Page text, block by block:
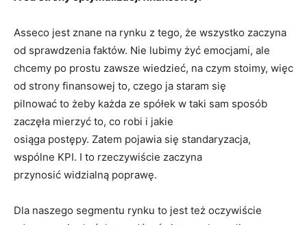
Asseco jest znane na rynku z tego, że wszystko zaczyna
od sprawdzenia faktów. Nie lubimy żyć emocjami, ale
chcemy po prostu zawsze wiedzieć, na czym stoimy, więc
od strony finansowej to, czego ja staram się
pilnować to żeby każda ze spółek w taki sam sposób
zaczęła mierzyć to, co robi i jakie
osiąga postępy. Zatem pojawia się standaryzacja,
wspólne KPI. I to rzeczywiście zaczyna
przynosić widzialną poprawę.
Dla naszego segmentu rynku to jest też oczywiście